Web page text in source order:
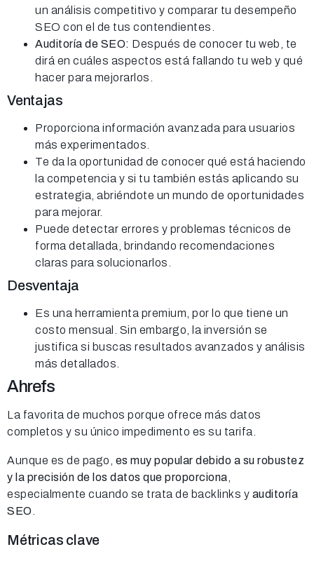
un análisis competitivo y comparar tu desempeño
SEO con el de tus contendientes.
Auditoría de SEO: Después de conocer tu web, te
dirá en cuáles aspectos está fallando tu web y qué
hacer para mejorarlos.
Ventajas
Proporciona información avanzada para usuarios
más experimentados.
Te da la oportunidad de conocer qué está haciendo
la competencia y si tu también estás aplicando su
estrategia, abriéndote un mundo de oportunidades
para mejorar.
Puede detectar errores y problemas técnicos de
forma detallada, brindando recomendaciones
claras para solucionarlos.
Desventaja
Es una herramienta premium, por lo que tiene un
costo mensual. Sin embargo, la inversión se
justifica si buscas resultados avanzados y análisis
más detallados.
Ahrefs
La favorita de muchos porque ofrece más datos
completos y su único impedimento es su tarifa.
Aunque es de pago, es muy popular debido a su robustez
y la precisión de los datos que proporciona
especialmente cuando se trata de backlinks y auditoría
SEO
Métricas clave